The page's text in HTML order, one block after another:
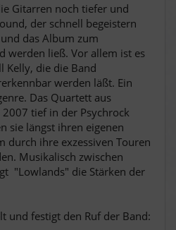
Gitarren noch tiefer und
der schnell begeistern
das Album zum
werden ließ. Vor allem ist es
Kelly, die die Band
werden läßt. Ein
Das Quartett aus
tief in der Psychrock
sie längst ihren eigenen
durch ihre exzessiven Touren
Musikalisch zwischen
"Lowlands" die Stärken der
und festigt den Ruf der Band: